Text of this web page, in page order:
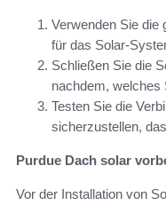
Verwenden Sie die
für das Solar-
Schließen Sie die
nachdem, welches
Testen Sie die
sicherzustellen,
Purdue Dach solar
Vor der Installation von